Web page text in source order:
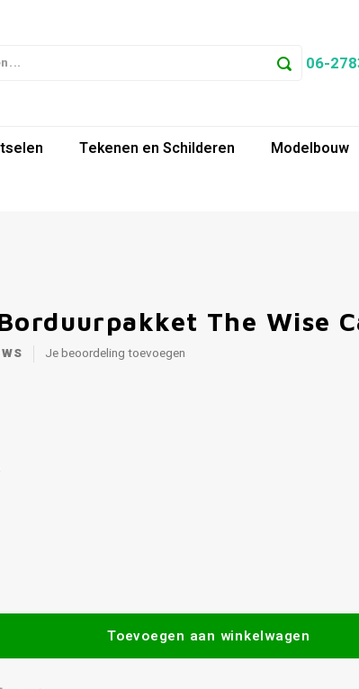
06-
Tekenen en Schilderen Modelbouw
The Wise
Je beoordeling toevoegen
Toevoegen aan winkelwagen